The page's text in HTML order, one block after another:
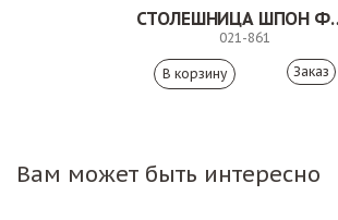
021-861
Заказ
Вам может быть интересно